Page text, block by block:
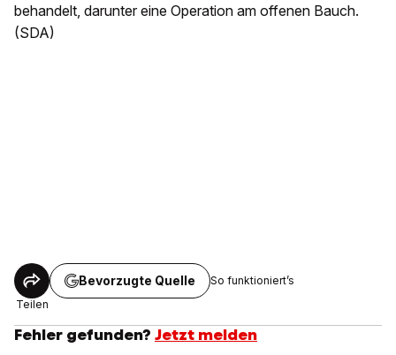
behandelt, darunter eine Operation am offenen Bauch.
(SDA)
Teilen
Bevorzugte Quelle So funktioniert’s
Fehler gefunden? Jetzt melden